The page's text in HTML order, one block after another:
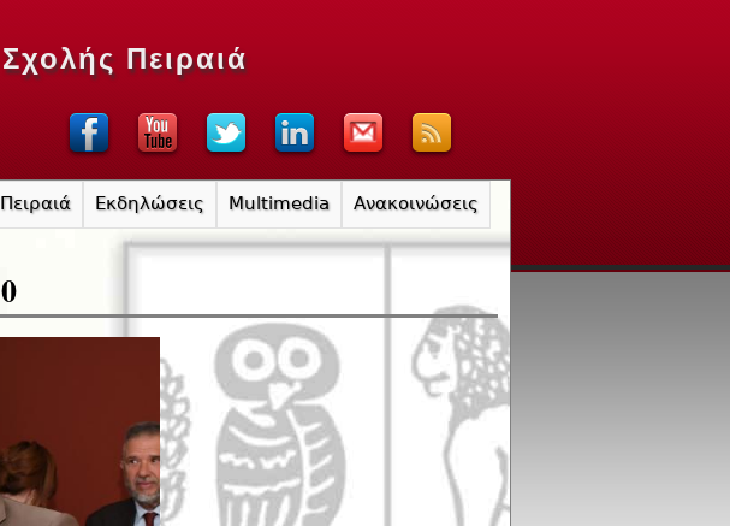
Πειραιά
Εκδηλώσεις Multimedia Ανακοινώσεις